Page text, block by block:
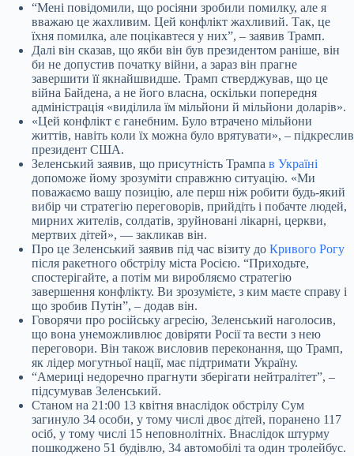
“Мені повідомили, що росіяни зробили помилку, але я
вважаю це жахливим. Цей конфлікт жахливий. Так, це
їхня помилка, але поцікавтеся у них”, – заявив Трамп.
Далі він сказав, що якби він був президентом раніше, він
би не допустив початку війни, а зараз він прагне
завершити її якнайшвидше. Трамп стверджував, що це
війна Байдена, а не його власна, оскільки попередня
адміністрація «виділила їм мільйони й мільйони доларів».
«Цей конфлікт є ганебним. Було втрачено мільйони
життів, навіть коли їх можна було врятувати», – підкреслив
президент США.
Зеленський заявив, що присутність Трампа в Україні
допоможе йому зрозуміти справжню ситуацію. «Ми
поважаємо вашу позицію, але перш ніж робити будь-який
вибір чи стратегію переговорів, прийдіть і побачте людей,
мирних жителів, солдатів, зруйновані лікарні, церкви,
мертвих дітей», — закликав він.
Про це Зеленський заявив під час візиту до Кривого Рогу
після ракетного обстрілу міста Росією. “Приходьте,
спостерігайте, а потім ми виробляємо стратегію
завершення конфлікту. Ви зрозумієте, з ким маєте справу і
що зробив Путін”, – додав він.
Говорячи про російську агресію, Зеленський наголосив,
що вона унеможливлює довіряти Росії та вести з нею
переговори. Він також висловив переконання, що Трамп,
як лідер могутньої нації, має підтримати Україну.
“Америці недоречно прагнути зберігати нейтралітет”, –
підсумував Зеленський.
Станом на 21:00 13 квітня внаслідок обстрілу Сум
загинуло 34 особи, у тому числі двоє дітей, поранено 117
осіб, у тому числі 15 неповнолітніх. Внаслідок штурму
пошкоджено 51 будівлю, 34 автомобілі та один тролейбус.